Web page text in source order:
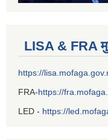
LISA & FRA
https://
FRA-https://
LED - https://